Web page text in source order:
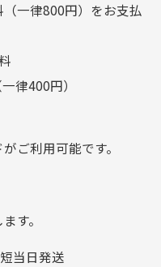
ナナハチ）
一律800円）をお支払
律400円）
ご利用可能です。
す。
当日発送